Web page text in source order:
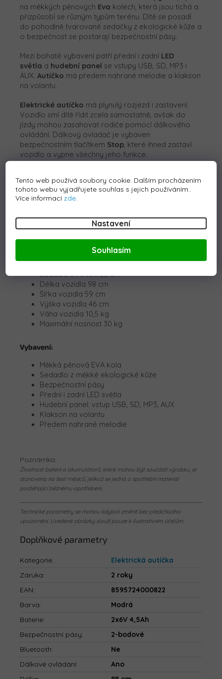
Tento web používá soubory cookie. Dalším procházením
tohoto webu vyjadřujete souhlas s jejich používáním..
Více informací zde
Nastavení
Souhlasím
na měkkých pěnových Eva kolech, která jsou tichá a
přizpůsobí se různým typům terénu. Dítě se posadí
do pohodlně tvarované sedačky z ekologické kůže a
o bezpečnost se postarají bezpečnostní pásy.
Mezi bohaté vybavení patří přední i zadní LED
světla a hudební panel se vstupy USB, SD, MP3 i
AUX. Autíčko má předem nahrané melodie a klakson
na volantu.
Elektrické autíčko má plynulý rozjezd i zastavení.
Vozidlo smí dítě řídit zcela samostatně, avšak do
jízdy mohou zasahovat rodiče pomocí dálkového
ovládání. Dálkový ovladač je vybaven
bezpečnostním tlačítkem Stop, které ihned zastaví
vozidlo a vypne všechny jeho funkce.
3 let.
Sedadlo 34 x 16 x 22 cm
Délka vozidla 98 cm
Šířka vozidla 59 cm
Výška vozidla 46 cm
Váha vozidla 10,5 kg
Maximální nosnost 30 kg
Vybavení:
Měkká pěnová EVA kola
Sedadlo z měkké ekologické kůže
Bezpečnostní pásy
Přední i zadní LED světla
Hudební panel: vstup USB, SD, MP3, AUX
Klakson na volantu
Předem nahrané melodie
Poznámka:
Životnost baterií a akumulátorů, které mohou být součástí výrobku, je
stanovena na šest měsíců, jelikož se jedná o spotřební materiál
podléhající běžnému opotřebení.
Technické parametry se mohou kdykoli změnit bez předchozího
upozornění. Uvedené obrázky slouží pouze k ilustrativním účelům.
Doplňkové parametry
Kategorie:
Elektrická autíčka
Záruka:
2 roky
EAN:
8595724000822
Barva:
Modrá
Baterie:
2x6V 4,5Ah
Bezpečnostní pásy:
2-bodové
Bluetooth:
Ne
Dálkové ovládání:
Ano